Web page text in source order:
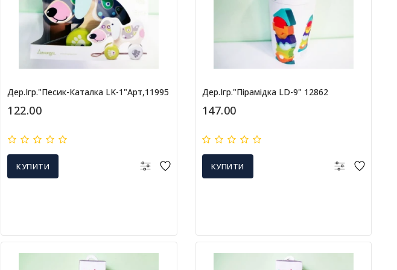
Дер.ігр."Песик-Каталка LK-1"арт,11995
122.00
КУПИТИ
Дер.ігр."Пірамідка LD-9" 12862
147.00
КУПИТИ